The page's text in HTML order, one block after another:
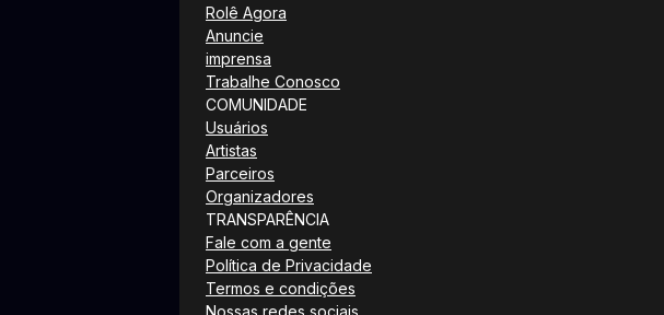
Rolê Agora
Anuncie
imprensa
Trabalhe Conosco
COMUNIDADE
Usuários
Artistas
Parceiros
Organizadores
TRANSPARÊNCIA
Fale com a gente
Política de Privacidade
Termos e condições
Nossas redes sociais